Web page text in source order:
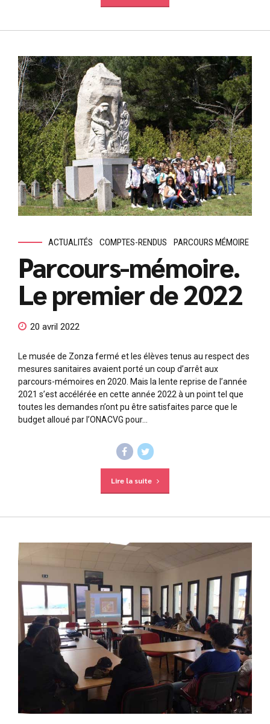
ACTUALITÉS COMPTES-RENDUS PARCOURS MÉMOIRE
Parcours-mémoire.
Le premier de 2022
20 avril 2022
Le musée de Zonza fermé et les élèves tenus au respect des
mesures sanitaires avaient porté un coup d’arrêt aux
parcours-mémoires en 2020. Mais la lente reprise de l’année
2021 s’est accélérée en cette année 2022 à un point tel que
toutes les demandes n’ont pu être satisfaites parce que le
budget alloué par l’ONACVG pour...
Lire la suite